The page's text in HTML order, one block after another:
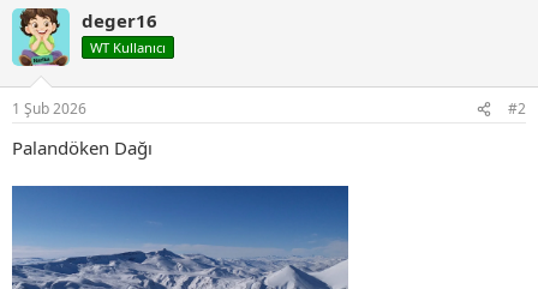
k
i
l
deger16
WT Kullanıcı
1 Şub 2026 #2
Palandöken Dağı